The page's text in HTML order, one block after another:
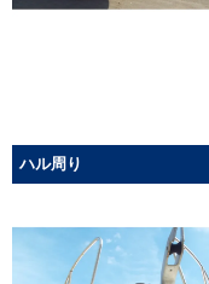
ハル周り